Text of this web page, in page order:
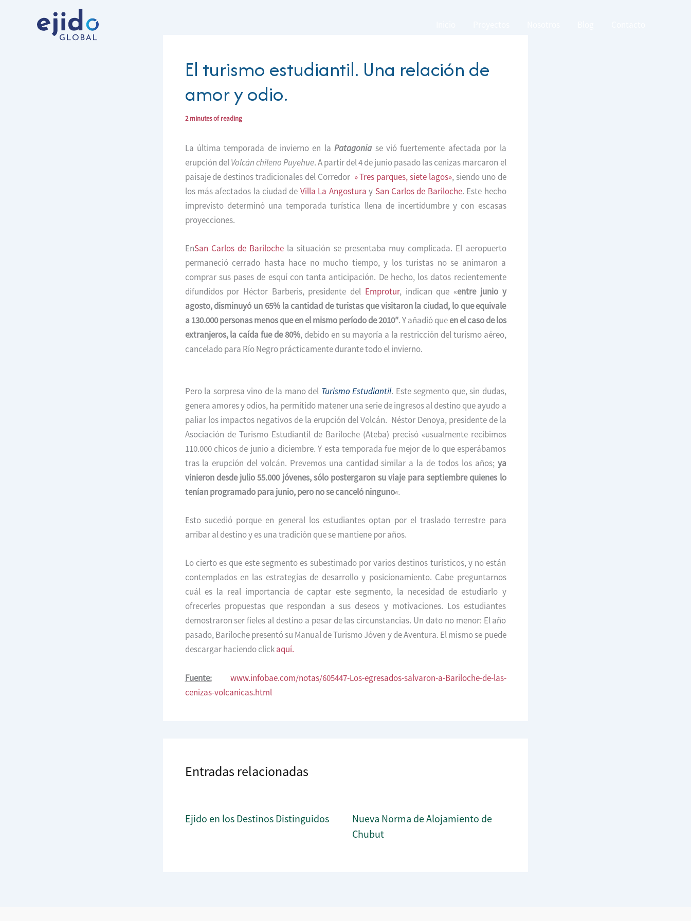
El turismo estudiantil. Una relación de
amor y odio.
2 minutes of reading
La última temporada de invierno en laPatagonia se vió fuertemente afectada por la
erupción delVolcán chileno Puyehue. A partir del 4 de junio pasado las cenizas marcaron el
paisaje de destinos tradicionales del Corredor » Tres parques, siete lagos», siendo uno de
los más afectados la ciudad de Villa La Angostura y San Carlos de Bariloche. Este hecho
imprevisto determinó una temporada turística llena de incertidumbre y con escasas
proyecciones.
EnSan Carlos de Bariloche la situación se presentaba muy complicada. El aeropuerto
permaneció cerrado hasta hace no mucho tiempo, y los turistas no se animaron a
comprar sus pases de esquí con tanta anticipación. De hecho, los datos recientemente
difundidos por Héctor Barberis, presidente del Emprotur, indican que «entre junio y
agosto, disminuyó un 65% la cantidad de turistas que visitaron la ciudad, lo que equivale
a 130.000 personas menos que en el mismo período de 2010″. Y añadió queen el caso de los
extranjeros, la caída fue de 80%, debido en su mayoría a la restricción del turismo aéreo,
cancelado para Río Negro prácticamente durante todo el invierno.
Pero la sorpresa vino de la mano del Turismo Estudiantil. Este segmento que, sin dudas,
genera amores y odios, ha permitido matener una serie de ingresos al destino que ayudo a
paliar los impactos negativos de la erupción del Volcán. Néstor Denoya, presidente de la
Asociación de Turismo Estudiantil de Bariloche (Ateba) precisó «usualmente recibimos
110.000 chicos de junio a diciembre. Y esta temporada fue mejor de lo que esperábamos
tras la erupción del volcán. Prevemos una cantidad similar a la de todos los años;ya
vinieron desde julio 55.000 jóvenes, sólo postergaron su viaje para septiembre quienes lo
tenían programado para junio, pero no se canceló ninguno«.
Esto sucedió porque en general los estudiantes optan por el traslado terrestre para
arribar al destino y es una tradición que se mantiene por años.
Lo cierto es que este segmento es subestimado por varios destinos turísticos, y no están
contemplados en las estrategias de desarrollo y posicionamiento. Cabe preguntarnos
cuál es la real importancia de captar este segmento, la necesidad de estudiarlo y
ofrecerles propuestas que respondan a sus deseos y motivaciones. Los estudiantes
demostraron ser fieles al destino a pesar de las circunstancias. Un dato no menor: El año
pasado, Bariloche presentó su Manual de Turismo Jóven y de Aventura. El mismo se puede
descargar haciendo clickaquí.
Fuente:
www.infobae.com/notas/605447-Los-egresados-salvaron-a-Bariloche-de-las-
cenizas-volcanicas.html
Entradas relacionadas
Ejido en los Destinos Distinguidos
Nueva Norma de Alojamiento de
Chubut